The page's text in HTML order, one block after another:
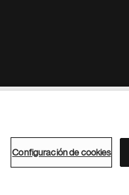
Configuración de cookies